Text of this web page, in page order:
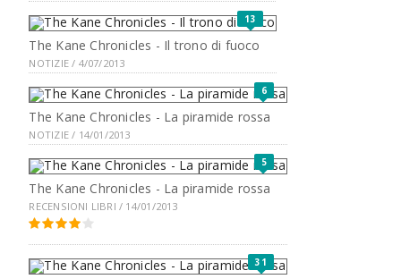
13
The Kane Chronicles - Il trono di fuoco
NOTIZIE / 4/07/2013
6
The Kane Chronicles - La piramide rossa
NOTIZIE / 14/01/2013
5
The Kane Chronicles - La piramide rossa
RECENSIONI LIBRI / 14/01/2013
31